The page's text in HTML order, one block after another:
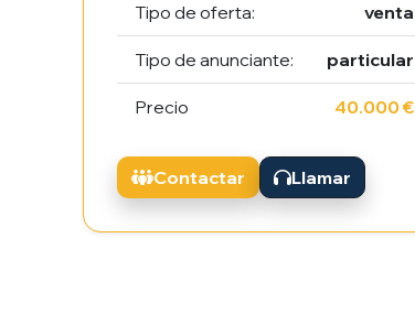
Tipo de oferta: venta
Tipo de anunciante: particular
Precio 40.000 €
Contactar Llamar